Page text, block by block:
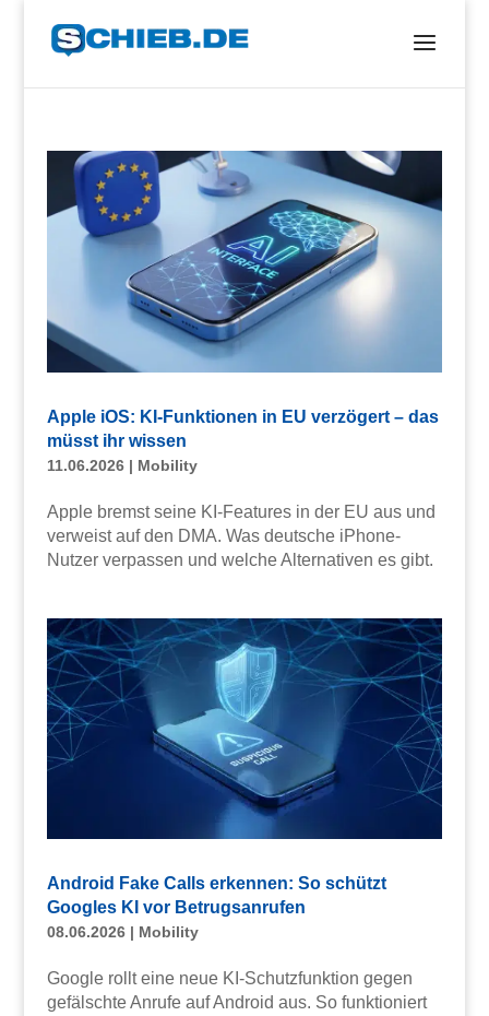
Apple iOS: KI-Funktionen in EU verzögert – das
müsst ihr wissen
11.06.2026| Mobility
Apple bremst seine KI-Features in der EU aus und
verweist auf den DMA. Was deutsche iPhone-
Nutzer verpassen und welche Alternativen es gibt.
Android Fake Calls erkennen: So schützt
Googles KI vor Betrugsanrufen
08.06.2026| Mobility
Google rollt eine neue KI-Schutzfunktion gegen
gefälschte Anrufe auf Android aus. So funktioniert